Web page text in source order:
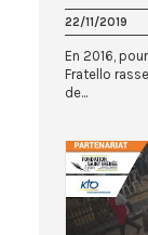
22/11/2019
En 2016,
Fratello
de...